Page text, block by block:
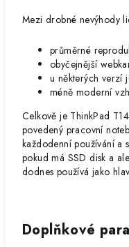
Mezi drobné nevýhody
průměrné
obyčejnější
u některých verzí
méně moderní
Celkově je ThinkPad
povedený pracovní
každodenní používání a
pokud má SSD disk a
dodnes používá jako
Doplňkové